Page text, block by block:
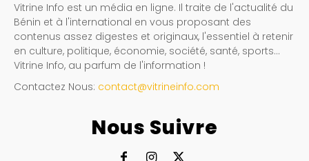
Vitrine Info est un média en ligne. Il traite de l'actualité du
Bénin et à l'international en vous proposant des
contenus assez digestes et originaux, l'essentiel à retenir
en culture, politique, économie, société, santé, sports…
Vitrine Info, au parfum de l'information !
Contactez Nous: contact@vitrineinfo.com
Nous Suivre